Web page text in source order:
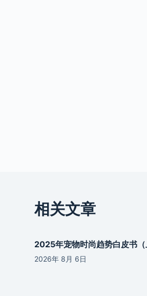
相关文章
2025年宠物时尚趋势白皮书
2026年 8月 6日